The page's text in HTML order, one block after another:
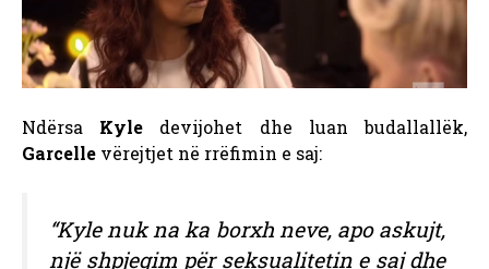
Ndërsa Kyle devijohet dhe luan budallallëk,
Garcelle vërejtjet në rrëfimin e saj:
“Kyle nuk na ka borxh neve, apo askujt,
një shpjegim për seksualitetin e saj dhe